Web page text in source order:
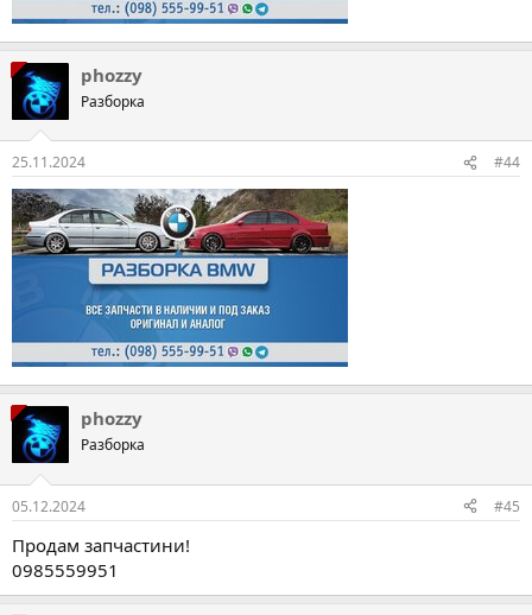
phozzy
Разборка
25.11.2024 #44
phozzy
Разборка
05.12.2024 #45
Продам запчастини!
0985559951